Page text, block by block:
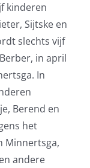
kinderen
Sijtske en
slechts vijf
in april
In
Berend en
het
Minnertsga,
andere